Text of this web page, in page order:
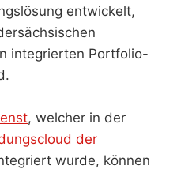
entwickelt,
integrierten Portfolio-
, welcher in der
der
wurde, können